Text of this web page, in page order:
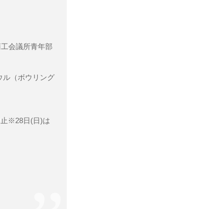
会議所青年部
ル（ボウリング
止※28日(日)は